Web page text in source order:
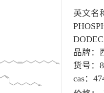
英文名
品牌：
货号：
cas：